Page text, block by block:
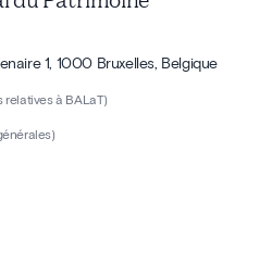
1, 1000 Bruxelles, Belgique
relatives à BALaT)